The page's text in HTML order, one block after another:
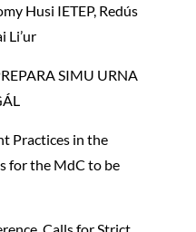
Husi IETEP, Redús
Li’ur
SIMU URNA
Practices in the
for the MdC to be